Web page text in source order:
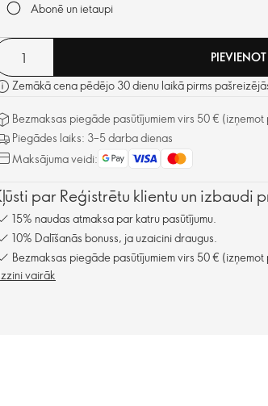
Abonē un ietaupi
Zemākā cena pēdējo 30 dienu laikā pirms
Bezmaksas piegāde pasūtījumiem virs 50 €
Piegādes laiks: 3–5 darba dienas
Maksājuma veidi:
par Reģistrētu klientu un izbaudi
15% naudas atmaksa par katru pasūtījumu.
10% Dalīšanās bonuss, ja uzaicini draugus.
Bezmaksas piegāde pasūtījumiem virs 50 € (izņemot
vairāk